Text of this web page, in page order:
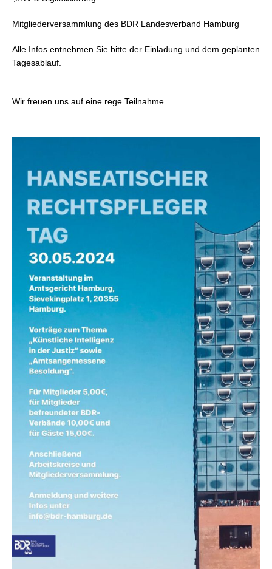
Mitgliederversammlung des BDR Landesverband Hamburg
Alle Infos entnehmen Sie bitte der Einladung und dem geplanten
Tagesablauf.
Wir freuen uns auf eine rege Teilnahme.